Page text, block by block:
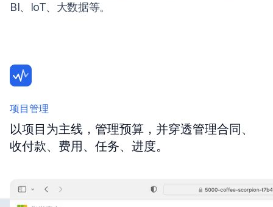
BI、IoT、大数据等。
项目管理
以项目为主线，管理预算，并穿透管理合同、
收付款、费用、任务、进度。